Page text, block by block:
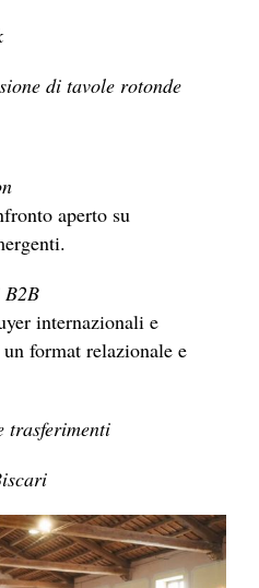
di tavole rotonde
aperto su
internazionali e
format relazionale e
trasferimenti